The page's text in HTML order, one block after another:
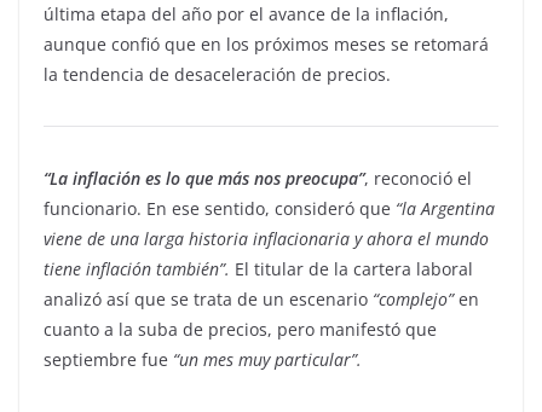
última etapa del año por el avance de la inflación,
aunque confió que en los próximos meses se retomará
la tendencia de desaceleración de precios.
“La inflación es lo que más nos preocupa”, reconoció el
funcionario. En ese sentido, consideró que “la Argentina
viene de una larga historia inflacionaria y ahora el mundo
tiene inflación también”. El titular de la cartera laboral
analizó así que se trata de un escenario “complejo”en
cuanto a la suba de precios, pero manifestó que
septiembre fue “un mes muy particular”.